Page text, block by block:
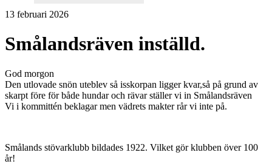
13 februari 2026
Smålandsräven inställd.
God morgon
Den utlovade snön uteblev så isskorpan ligger kvar,så på grund av
skarpt före för både hundar och rävar ställer vi in Smålandsräven
Vi i kommittén beklagar men vädrets makter rår vi inte på.
Smålands stövarklubb bildades 1922. Vilket gör klubben över 100
år!